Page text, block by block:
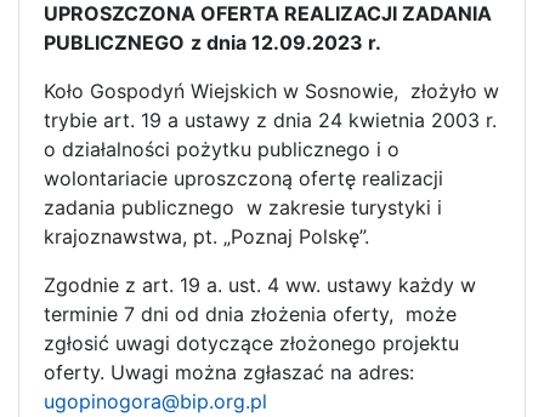
UPROSZCZONA OFERTA REALIZACJI ZADANIA
PUBLICZNEGO z dnia 12.09.2023 r.
Koło Gospodyń Wiejskich w Sosnowie, złożyło w
trybie art. 19 a ustawy z dnia 24 kwietnia 2003 r.
o działalności pożytku publicznego i o
wolontariacie uproszczoną ofertę realizacji
zadania publicznego w zakresie turystyki i
krajoznawstwa, pt. „Poznaj Polskę”.
Zgodnie z art. 19 a. ust. 4 ww. ustawy każdy w
terminie 7 dni od dnia złożenia oferty, może
zgłosić uwagi dotyczące złożonego projektu
oferty. Uwagi można zgłaszać na adres:
ugopinogora@bip.org.pl